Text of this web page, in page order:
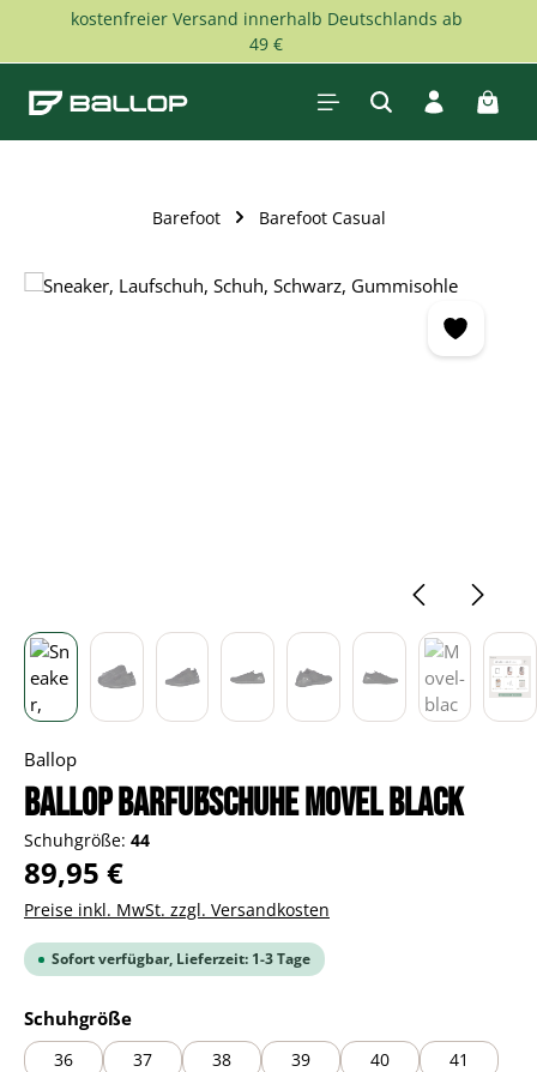
Zum Hauptinhalt springen
kostenfreier Versand innerhalb Deutschlands ab
49 €
Barefoot Barefoot Casual
Bildergalerie überspringen
Ballop
BALLOP Barfußschuhe Movel black
Schuhgröße: 44
Regulärer Preis:
89,95 €
Preise inkl. MwSt. zzgl. Versandkosten
Sofort verfügbar, Lieferzeit: 1-3 Tage
Schuhgrößeauswählen
36 37 38 39 40
41